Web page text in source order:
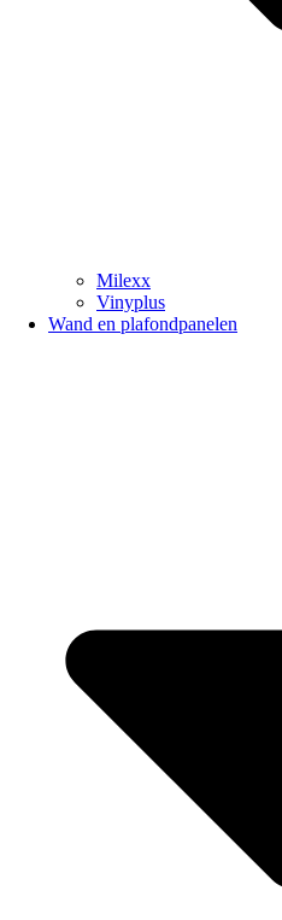
Milexx
Vinyplus
Wand en plafondpanelen